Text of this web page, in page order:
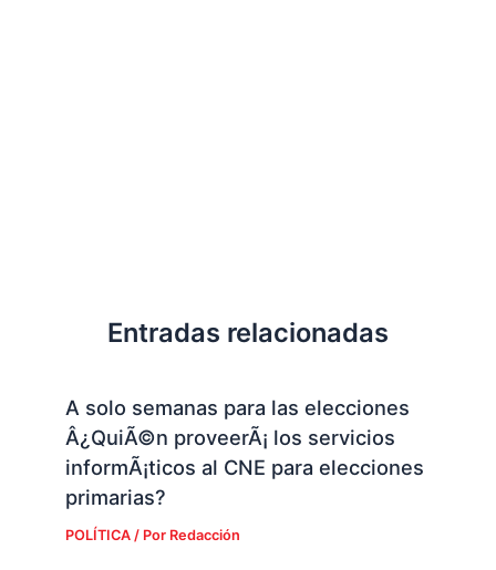
Entradas relacionadas
A solo semanas para las elecciones
Â¿QuiÃ©n proveerÃ¡ los servicios
informÃ¡ticos al CNE para elecciones
primarias?
POLÍTICA/ Por Redacción